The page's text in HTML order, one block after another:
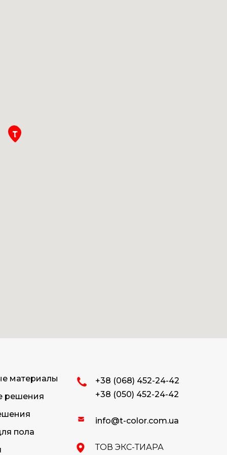
материалы
решения
пола
+38 (068) 452-24-42
+38 (050) 452-24-42
info@t-color.com.ua
ТОВ ЭКС-ТИАРА